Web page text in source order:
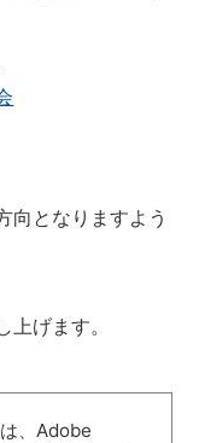
向となりますよう
げます。
、Adobe